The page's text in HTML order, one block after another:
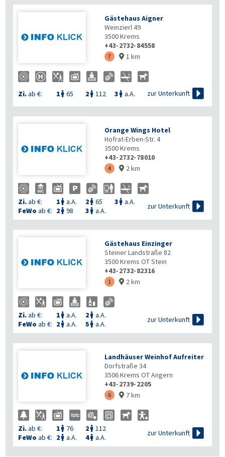
Gästehaus Aigner
Weinzierl 49
3500Krems
+43-2732-84558
7  1 km
Zi.ab €: 1  65 2  112 3  a.A. zur Unterkunft 
Orange Wings Hotel
Hofrat-Erben-Str. 4
3500Krems
+43-2732-78010
4  2 km
Zi.ab €: 1  a.A. 2  65 3  a.A.
FeWo ab €: 2  98 3  a.A.
zur Unterkunft 
Gästehaus Einzinger
Steiner Landstraße 82
3500Krems OT Stein
+43-2732-82316
1  2 km
Zi.ab €: 1  a.A. 2  a.A.
FeWo ab €: 2  a.A. 5  a.A.
zur Unterkunft 
Landhäuser Weinhof Aufreiter
Dorfstraße 34
3506Krems OT Angern
+43-2739-2205
6  7 km
Zi.ab €: 1  76 2  112
FeWo ab €: 2  a.A. 4 a.A.
zur Unterkunft 